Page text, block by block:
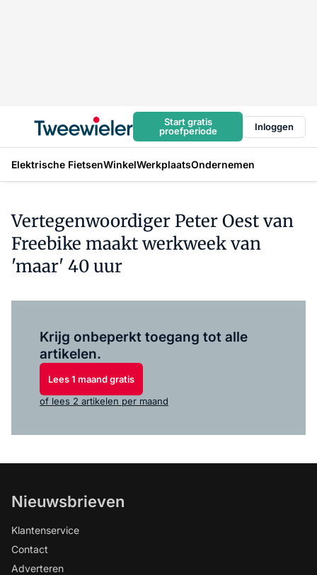
Start gratis
proefperiode
Inloggen
Elektrische FietsenWinkelWerkplaatsOndernemen
Vertegenwoordiger Peter Oest van
Freebike maakt werkweek van
'maar' 40 uur
Krijg onbeperkt toegang tot alle
artikelen.
Lees 1 maand gratis
of lees 2 artikelen per maand
Nieuwsbrieven
Klantenservice
Contact
Adverteren